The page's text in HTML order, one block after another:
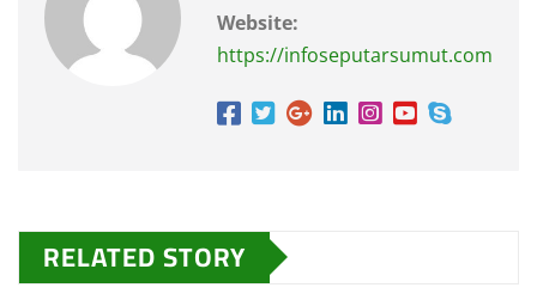
Website:
https://infoseputarsumut.com
RELATED STORY